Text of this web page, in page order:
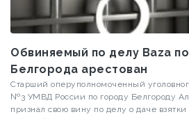
Обвиняемый по делу Baza
Белгорода арестован
Старший оперуполномоченный
№3 УМВД России по городу Белгороду
признал свою вину по делу о даче